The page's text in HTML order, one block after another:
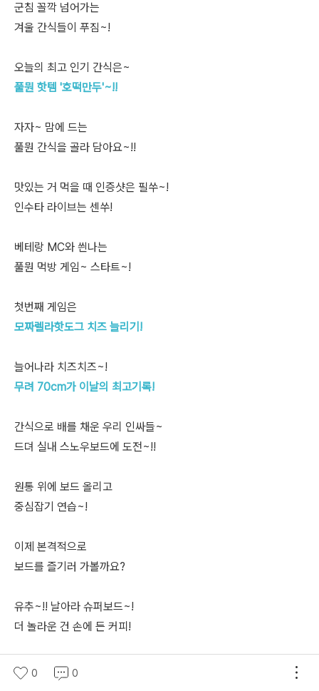
군침 꼴깍 넘어가는
겨울 간식들이 푸짐~!
오늘의 최고 인기 간식은~
풀뭔 핫템 '호떡만두'~!!
자자~ 맘에 드는
풀뭔 간식을 골라 담아요~!!
맛있는 거 먹을 때 인증샷은 필쑤~!
인수타 라이브는 센쑤!
베테랑 MC와 씐나는
풀뭔 먹방 게임~ 스타트~!
첫번째 게임은
모짜렐라핫도그 치즈 늘리기!
늘어나라 치즈치즈~!
무려 70cm가 이날의 최고기록!
간식으로 배를 채운 우리 인싸들~
드뎌 실내 스노우보드에 도전~!!
원통 위에 보드 올리고
중심잡기 연습~!
이제 본격적으로
보드를 즐기러 가볼까요?
유추~!! 날아라 슈퍼보드~!
더 놀라운 건 손에 든 커피!
실력에 상관없이 모두 씐나게!
0 0